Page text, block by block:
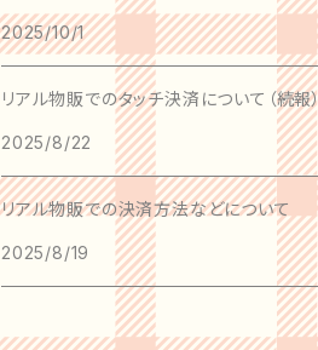
2025/10/1
リアル物販でのタッチ決済について（続報）
2025/8/22
リアル物販での決済方法などについて
2025/8/19